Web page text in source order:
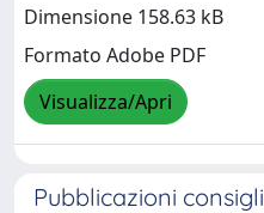
Dimensione 158.63 kB
Formato Adobe PDF
Visualizza/Apri
Pubblicazioni